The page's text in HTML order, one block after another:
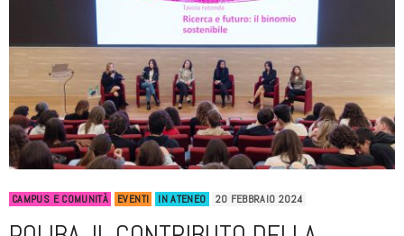
CAMPUS E COMUNITÀ EVENTI IN ATENEO 20 FEBBRAIO 2024